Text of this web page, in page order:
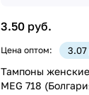
3.50 руб.
Цена оптом: 3.07
Тампоны женские
MEG 718